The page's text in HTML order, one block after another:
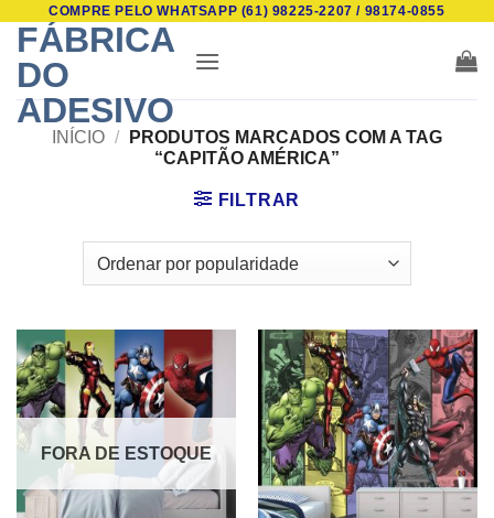
content
COMPRE PELO WHATSAPP (61) 98225-2207 / 98174-0855
FÁBRICA
DO
ADESIVO
INÍCIO /
PRODUTOS MARCADOS COM A TAG
“CAPITÃO AMÉRICA”
FILTRAR
FORA DE ESTOQUE